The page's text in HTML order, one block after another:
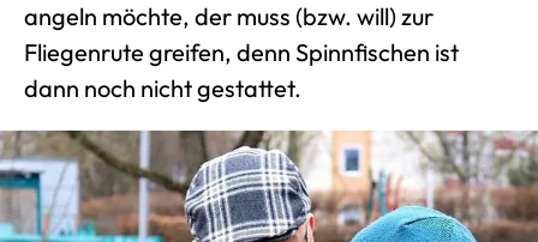
angeln möchte, der muss (bzw. will) zur
Fliegenrute greifen, denn Spinnfischen ist
dann noch nicht gestattet.